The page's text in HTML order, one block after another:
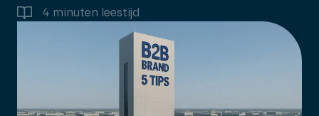
4 minuten leestijd